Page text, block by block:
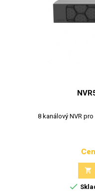
8 kanálový NVR

